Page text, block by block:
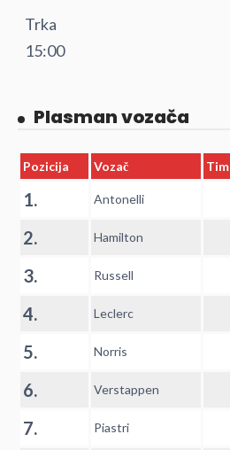
Trka
15:00
Plasman vozača
Pozicija Vozač Tim
1. Antonelli
2. Hamilton
3. Russell
4. Leclerc
5. Norris
6. Verstappen
7. Piastri